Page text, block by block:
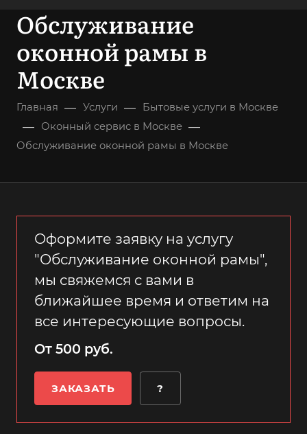
Обслуживание
оконной рамы в
Москве
Главная — Услуги — Бытовые услуги в Москве
— Оконный сервис в Москве —
Обслуживание оконной рамы в Москве
Оформите заявку на услугу
"Обслуживание оконной рамы",
мы свяжемся с вами в
ближайшее время и ответим на
все интересующие вопросы.
От 500 руб.
ЗАКАЗАТЬ ?